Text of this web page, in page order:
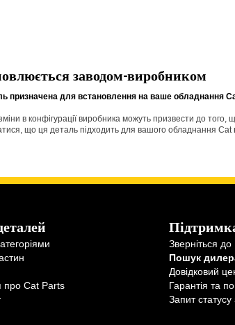
заводом-виробником
призначена для встановлення на ваше обладнання
зміни в конфігурації виробника можуть призвести до
що ця деталь підходить для вашого обладнання Cat
про Cat Parts
Зверніться до
Пошук
Довідковий
Гарантія та
Запит